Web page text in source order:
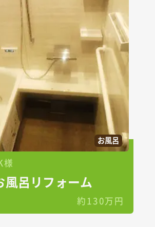
お風呂
様
呂リフォーム
約130万円